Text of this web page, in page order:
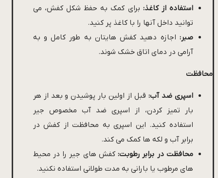
استفاده از کاغذ: برای کمک به حفظ شکل کفش، می
توانید داخل آنها را با کاغذ پر کنید.
صبر: اجازه دهید کفش هایتان به طور کامل و به
آرامی در دمای اتاق خشک شوند.
محافظت
اسپری ضد آب:قبل از اولین بار پوشیدن و بعد از هر
بار تمیز کردن، از اسپری ضد آب مخصوص جیر
استفاده کنید. این اسپری به محافظت از کفش در
برابر آب و لکه ها کمک می کند.
محافظت در برابر رطوبت:کفش های جیر را در محیط
های مرطوب یا بارانی به مدت طولانی استفاده نکنید.